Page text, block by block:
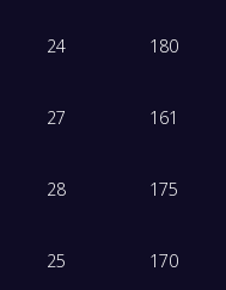
24 180
27 161
28 175
25 170